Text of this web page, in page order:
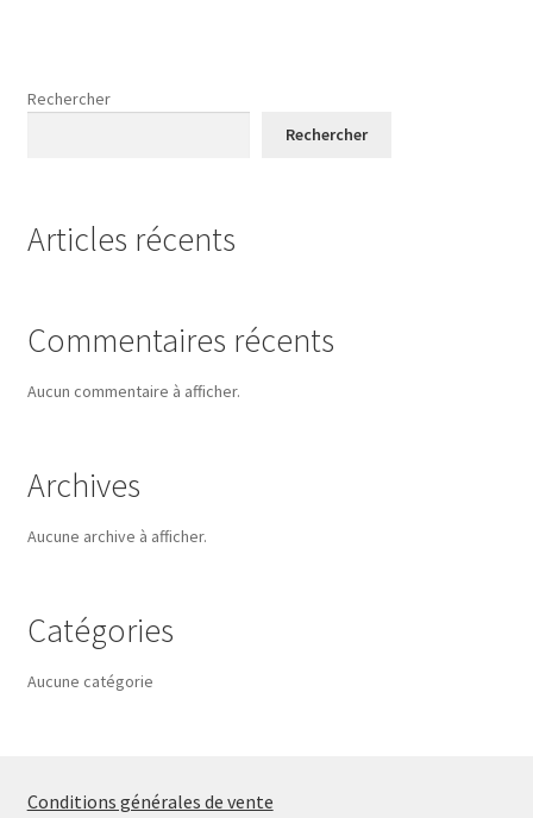
Rechercher
Rechercher
Articles récents
Commentaires récents
Aucun commentaire à afficher.
Archives
Aucune archive à afficher.
Catégories
Aucune catégorie
Conditions générales de vente